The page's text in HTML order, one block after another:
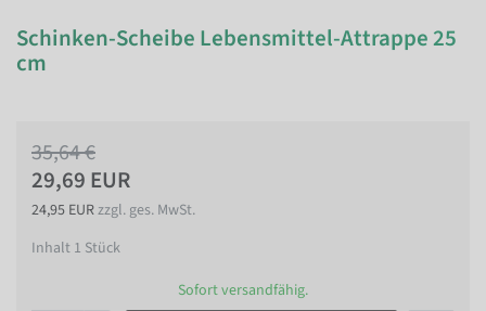
Schinken-Scheibe Lebensmittel-Attrappe 25
cm
35,64 €
29,69 EUR
24,95 EURzzgl. ges. MwSt.
Inhalt 1 Stück
Sofort versandfähig.